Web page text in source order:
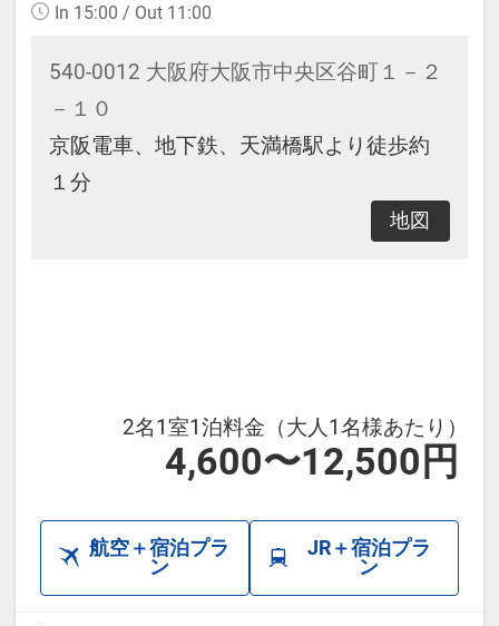
ー
In 15:00 / Out 11:00
540-0012 大阪府大阪市中央区谷町１－２
－１０
京阪電車、地下鉄、天満橋駅より徒歩約
１分
地図
2名1室1泊料金（大人1名様あたり）
4,600〜12,500円
航空＋宿泊プラ
ン
JR＋宿泊プラ
ン